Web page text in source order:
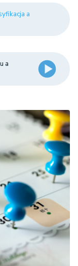
a
a